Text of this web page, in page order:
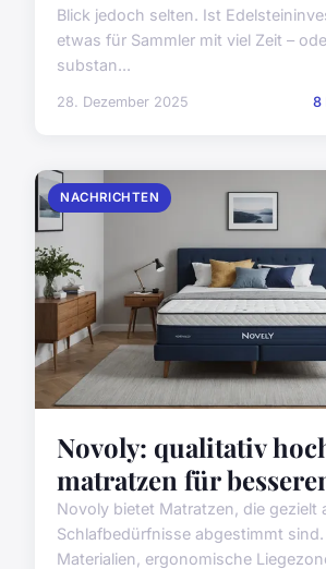
Blick jedoch selten. Ist
etwas für Sammler mit viel Zeit –
substan...
28. Dezember 2025 8
NACHRICHTEN
Novoly: qualitativ
matratzen für
Novoly bietet Matratzen, die gezielt
Schlafbedürfnisse abgestimmt
Materialien, ergonomische